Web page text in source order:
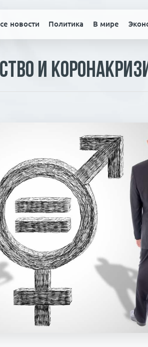
новости Политика В мире
и